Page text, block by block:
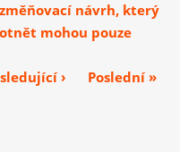
návrh, který
mohou pouze
› Poslední »